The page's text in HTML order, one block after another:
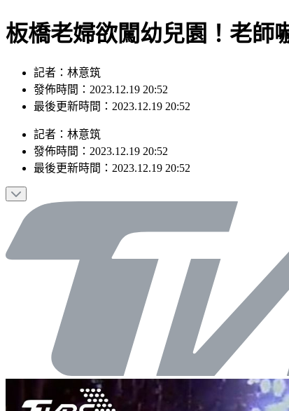
板橋老婦欲闖幼兒園！老
記者：林意筑
發佈時間：2023.12.19 20:52
最後更新時間：2023.12.19 20:52
記者 ： 林意筑
發佈時間： 2023.12.19 20:52
最後更新時間： 2023.12.19 20:52